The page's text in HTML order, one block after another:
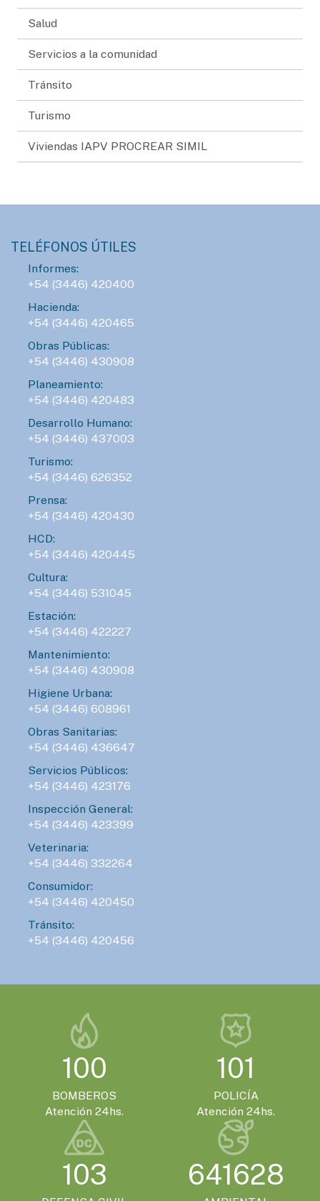
Salud
Servicios a la comunidad
Tránsito
Turismo
Viviendas IAPV PROCREAR SIMIL
TELÉFONOS ÚTILES
Informes:
+54 (3446) 420400
Hacienda:
+54 (3446) 420465
Obras Públicas:
+54 (3446) 430908
Planeamiento:
+54 (3446) 420483
Desarrollo Humano:
+54 (3446) 437003
Turismo:
+54 (3446) 626352
Prensa:
+54 (3446) 420430
HCD:
+54 (3446) 420445
Cultura:
+54 (3446) 531045
Estación:
+54 (3446) 422227
Mantenimiento:
+54 (3446) 430908
Higiene Urbana:
+54 (3446) 608961
Obras Sanitarias:
+54 (3446) 436647
Servicios Públicos:
+54 (3446) 423176
Inspección General:
+54 (3446) 423399
Veterinaria:
+54 (3446) 332264
Consumidor:
+54 (3446) 420450
Tránsito:
+54 (3446) 420456
100
BOMBEROS
Atención 24hs.
101
POLICÍA
Atención 24hs.
103 641628